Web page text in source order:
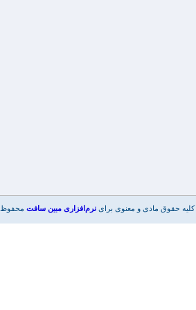
کلیه حقوق مادی و معنوی برای نرم‌افزاری مبین سافت